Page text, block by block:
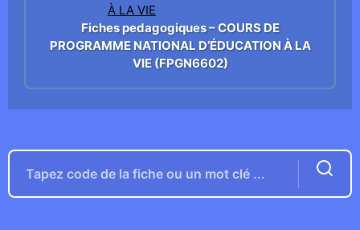
Fiches pedagogiques – COURS DE
PROGRAMME NATIONAL D’ÉDUCATION À LA
VIE (FPGN6602)